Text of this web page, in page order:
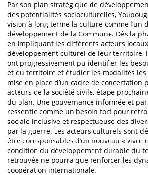
Par son plan stratégique de
des potentialités socioculturelles,
vision à long terme la culture comme l’un
développement de la Commune. Dès la
en impliquant les différents acteurs
développement culturel de leur territoire,
ont progressivement pu identifier les
et du territoire et étudier les modalités les
mise en place d’un cadre de concertation
acteurs de la société civile, étape
du plan. Une gouvernance informée et
ressentie comme un besoin fort pour
sociale inclusive et respectueuse des
par la guerre. Les acteurs culturels sont
être coresponsables d’un nouveau « vivre
condition du développement durable du
retrouvée ne pourra que renforcer les
coopération internationale.